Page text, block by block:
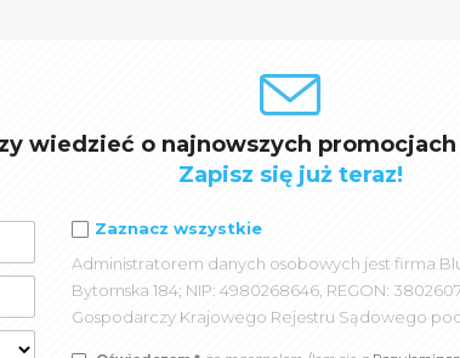
wiedzieć o najnowszych
Zapisz się już teraz!
Zaznacz wszystkie
Administratorem danych osobowych jest firma
Bytomska 184; NIP: 4980268646, REGON:
Gospodarczy Krajowego Rejestru Sądowego